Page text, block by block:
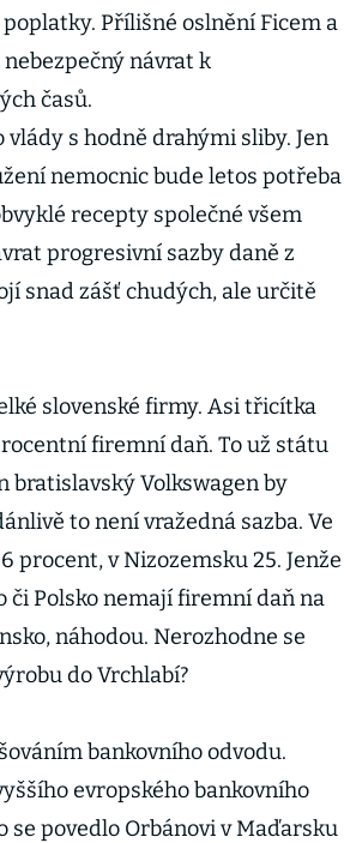
Přílišné oslnění Ficem a
návrat k
časů.
s hodně drahými sliby. Jen
nemocnic bude letos potřeba
recepty společné všem
progresivní sazby daně z
snad zášť chudých, ale určitě
slovenské firmy. Asi třicítka
firemní daň. To už státu
bratislavský Volkswagen by
to není vražedná sazba. Ve
procent, v Nizozemsku 25. Jenže
či Polsko nemají firemní daň na
náhodou. Nerozhodne se
do Vrchlabí?
bankovního odvodu.
evropského bankovního
povedlo Orbánovi v Maďarsku